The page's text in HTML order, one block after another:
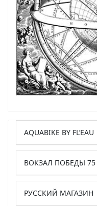
AQUABIKE BY FL’EAU
ВОКЗАЛ ПОБЕДЫ 75
РУССКИЙ МАГАЗИН